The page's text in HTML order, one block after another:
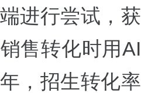
进行尝试，获
售转化时用AI
，招生转化率